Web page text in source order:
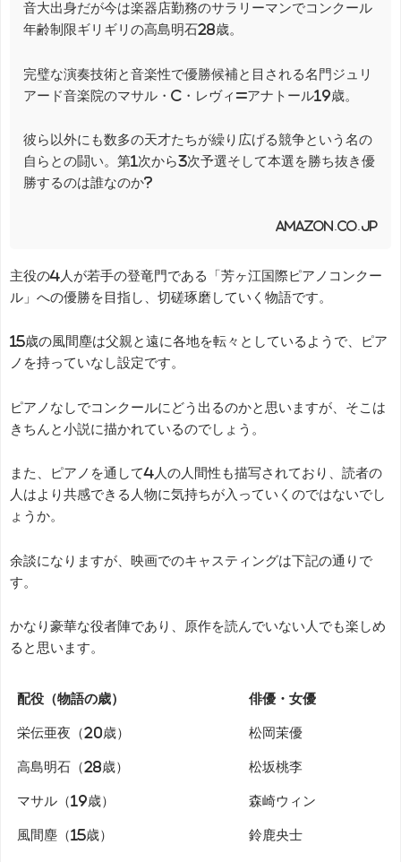
音大出身だが今は楽器店勤務のサラリーマンでコンクール
年齢制限ギリギリの高島明石28歳。
完璧な演奏技術と音楽性で優勝候補と目される名門ジュリ
アード音楽院のマサル・C・レヴィ=アナトール19歳。
彼ら以外にも数多の天才たちが繰り広げる競争という名の
自らとの闘い。第1次から3次予選そして本選を勝ち抜き優
勝するのは誰なのか?
amazon.co.jp
主役の4人が若手の登竜門である「芳ヶ江国際ピアノコンクー
ル」への優勝を目指し、切磋琢磨していく物語です。
15歳の風間塵は父親と遠に各地を転々としているようで、ピア
ノを持っていなし設定です。
ピアノなしでコンクールにどう出るのかと思いますが、そこは
きちんと小説に描かれているのでしょう。
また、ピアノを通して4人の人間性も描写されており、読者の
人はより共感できる人物に気持ちが入っていくのではないでし
ょうか。
余談になりますが、映画でのキャスティングは下記の通りで
す。
かなり豪華な役者陣であり、原作を読んでいない人でも楽しめ
ると思います。
配役（物語の歳） 俳優・女優
栄伝亜夜（20歳） 松岡茉優
高島明石（28歳） 松坂桃李
マサル（19歳） 森崎ウィン
風間塵（15歳） 鈴鹿央士